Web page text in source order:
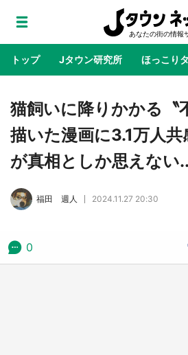
トップ Jタウン研究所 ほっこり
地域×二次元 絶景 あの時は
ラプラス・ダークネス
公式プロモ動画で「聖
の「猫猫像」も【8／1
猫飼いに降りかかる〝
描いた漫画に3.1万人
が真相としか思えない
福田 週人 2024.11.27 20:30
0